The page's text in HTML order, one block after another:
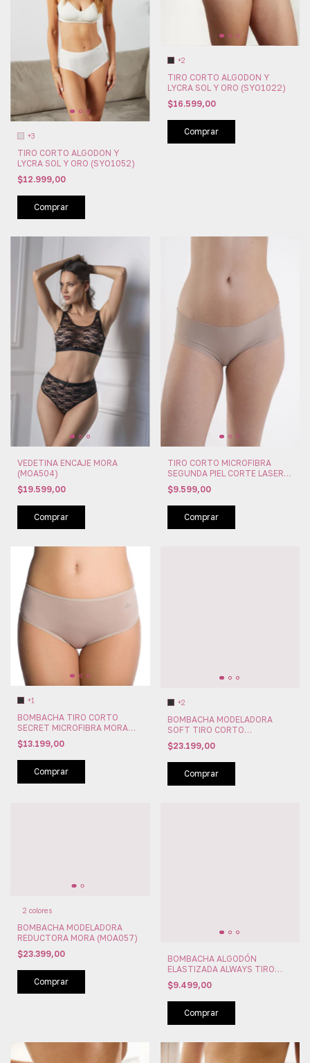
+3
TIRO CORTO ALGODON Y
LYCRA SOL Y ORO (SYO1052)
$12.999,00
Comprar
+2
TIRO CORTO ALGODON Y
LYCRA SOL Y ORO (SYO1022)
$16.599,00
Comprar
VEDETINA ENCAJE MORA
(MOA504)
$19.599,00
Comprar
TIRO CORTO MICROFIBRA
SEGUNDA PIEL CORTE LASER
MORA (MOA207)
$9.599,00
Comprar
+1
BOMBACHA TIRO CORTO
SECRET MICROFIBRA MORA
(MOA107)
$13.199,00
Comprar
+2
BOMBACHA MODELADORA
SOFT TIRO CORTO
MICROFIBRA CON PUNTILLA
MORA (MOA089)
$23.199,00
Comprar
2 colores
BOMBACHA MODELADORA
REDUCTORA MORA (MOA057)
$23.399,00
Comprar
BOMBACHA ALGODÓN
ELASTIZADA ALWAYS TIRO
ALTO CAVADO MORA
(MOA008)
$9.499,00
Comprar